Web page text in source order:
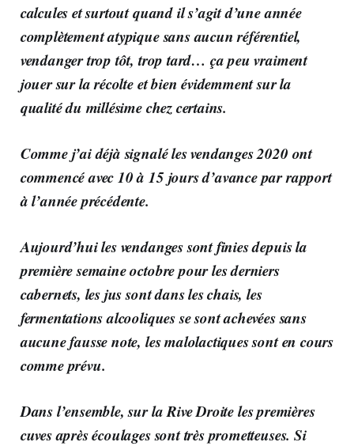
calcules et surtout quand il s’agit d’une année
complètement atypique sans aucun référentiel,
vendanger trop tôt, trop tard… ça peu vraiment
jouer sur la récolte et bien évidemment sur la
qualité du millésime chez certains.
Comme j’ai déjà signalé les vendanges 2020 ont
commencé avec 10 à 15 jours d’avance par rapport
à l’année précédente.
Aujourd’hui les vendanges sont finies depuis la
première semaine octobre pour les derniers
cabernets, les jus sont dans les chais, les
fermentations alcooliques se sont achevées sans
aucune fausse note, les malolactiques sont en cours
comme prévu.
Dans l’ensemble,sur la Rive Droiteles premières
cuves après écoulages sont très prometteuses. Si